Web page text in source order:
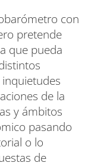
con
pretende
que pueda
de la
y ámbitos
pasando
o lo
de